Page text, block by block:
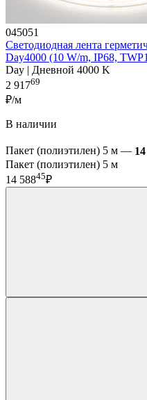
045051
Светодиодная лента
Day4000 (10 W/m, IP68,
Day | Дневной 4000 K
2 91769
₽/м
В наличии
Пакет (полиэтилен) 5 м —
Пакет (полиэтилен) 5 м
14 58845₽